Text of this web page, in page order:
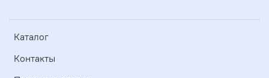
Каталог
Контакты